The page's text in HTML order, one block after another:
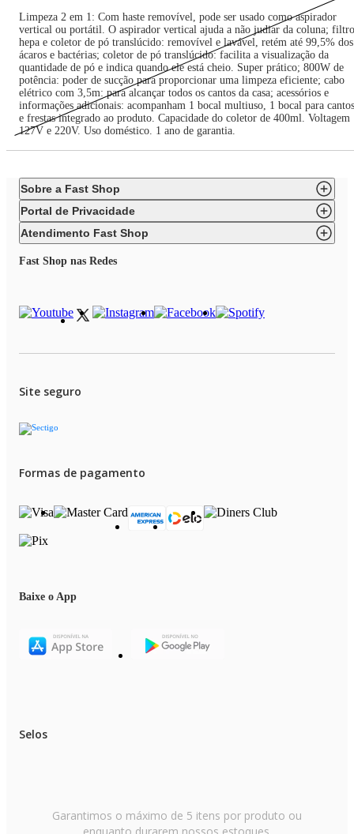
Limpeza 2 em 1: Com haste removível, pode ser usado como aspirador
vertical ou portátil. O aspirador vertical ajuda a não judiar da coluna; filtro
hepa e coletor de pó translúcido: removível e lavável, retém até 99,5% dos
ácaros e bactérias; coletor de pó translúcido: facilita a visualização da
quantidade de pó e indica quando ele está cheio. Super prático; 800W de
potência: poder de sucção para proporcionar uma limpeza eficiente; cabo
elétrico com 3,5m: para alcançar todos os cantos da casa; acessórios e
informações adicionais: acompanham 1 bocal multiuso, 1 bocal para cantos
e frestas integrado ao produto. Capacidade do coletor de 400ml. Voltagem
127V e 220V. Uso doméstico. 1 ano de garantia.
Sobre a Fast Shop
Portal de Privacidade
Atendimento Fast Shop
Fast Shop nas Redes
Site seguro
Formas de pagamento
Baixe o App
Selos
Garantimos o máximo de 5 itens por produto ou